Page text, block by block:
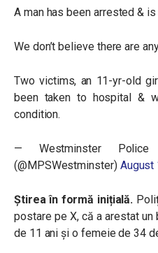
A man has been arrested &
We don’t believe there are
Two victims, an 11-yr-old
been taken to hospital &
condition.
— Westminster
(@MPSWestminster) August
Știrea în formă inițială.
postare pe X, că a arestat
de 11 ani și o femeie de 34